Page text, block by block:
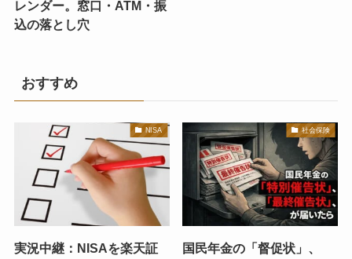
レンダー。窓口・ATM・振
込の落とし穴
おすすめ
NISA
実況中継：NISAを楽天証
社会保険
国民年金の「督促状」、